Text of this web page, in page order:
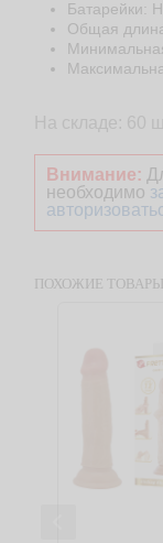
Батарейки:
Общая
Внимание:
необходимо
ПОХОЖИЕ ТОВАРЫ